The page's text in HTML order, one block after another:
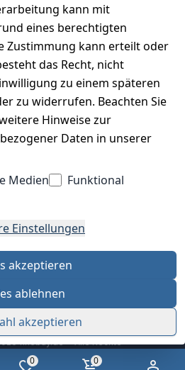
0 0
kann mit
eines berechtigten
Zustimmung kann erteilt oder
das Recht, nicht
zu einem späteren
zu widerrufen. Beachten Sie
Hinweise zur
Daten in unserer
Medien
Funktional
Einstellungen
akzeptieren
ablehnen
akzeptieren
finebuy.de · Alle Rechte
Widerrufsrecht Cookie-Einstellungen